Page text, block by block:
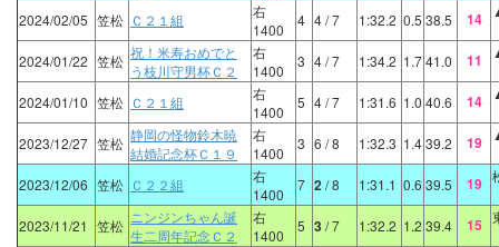
2024/02/05 笠松 Ｃ２１組
右
1400
4 4/ 7 1:32.2 0.5 38.5 14
2024/01/22 笠松 祝！米寿おめでと
う枝川守男杯Ｃ２
右
1400
3 4/ 7 1:34.2 1.741.0 11
2024/01/10 笠松 Ｃ２１組
右
1400
5 4/ 7 1:31.6 1.0 40.6 14
2023/12/27 笠松 静岡の怪物鈴木暁
結婚記念杯Ｃ１９
右
1400
3 6 / 8 1:32.3 1.439.2 19
2023/12/06 笠松 Ｃ２２組
右
1400
7 2/ 8 1:31.1 0.6 39.5 19
2023/11/21 笠松 ニンジンちゃん誕
生二周年記念Ｃ２
右
1400
5 3/ 7 1:32.2 1.2 39.4 15